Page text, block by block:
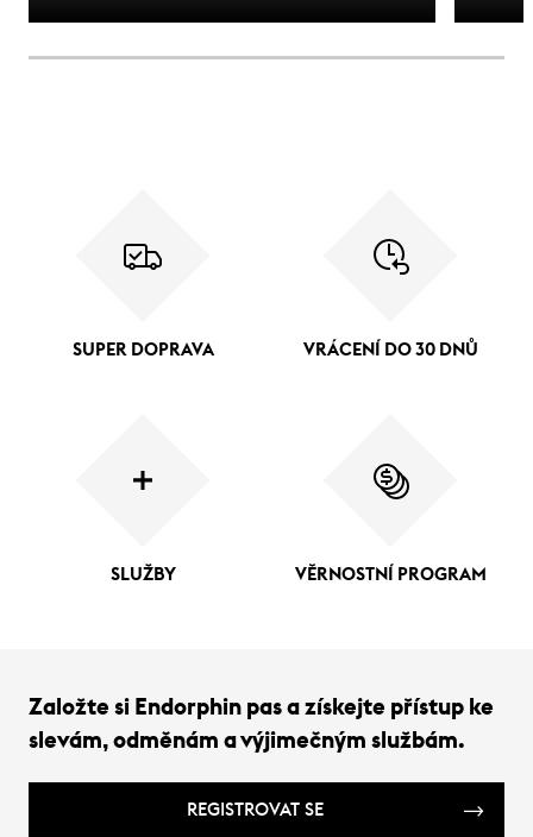
SUPER DOPRAVA VRÁCENÍ DO 30 DNŮ
SLUŽBY VĚRNOSTNÍ PROGRAM
Založte si Endorphin pas a získejte přístup ke
slevám, odměnám a výjimečným službám.
REGISTROVAT SE